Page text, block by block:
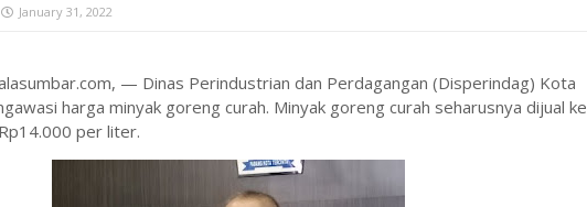
January 31, 2022
— Dinas Perindustrian dan Perdagangan (Disperindag) Kota
harga minyak goreng curah. Minyak goreng curah seharusnya dijual ke
per liter.